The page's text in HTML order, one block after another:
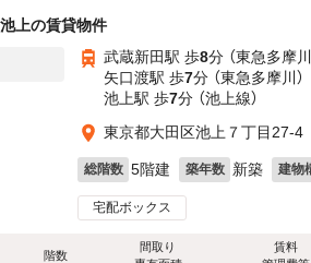
上の賃貸物件
武蔵新田駅 歩8分 （東急多摩川
矢口渡駅 歩7分 （東急多摩川）
池上駅 歩7分 （池上線）
東京都大田区池上７丁目27-4
総階数 5階建 築年数 新築 建物
宅配ボックス
階数
間取り
賃料